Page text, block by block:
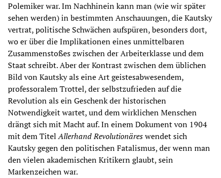
Polemiker war. Im Nachhinein kann man (wie wir später
sehen werden) in bestimmten Anschauungen, die Kautsky
vertrat, politische Schwächen aufspüren, besonders dort,
wo er über die Implikationen eines unmittelbaren
Zusammenstoßes zwischen der Arbeiterklasse und dem
Staat schreibt. Aber der Kontrast zwischen dem üblichen
Bild von Kautsky als eine Art geistesabwesendem,
professoralem Trottel, der selbstzufrieden auf die
Revolution als ein Geschenk der historischen
Notwendigkeit wartet, und dem wirklichen Menschen
drängt sich mit Macht auf. In einem Dokument von 1904
mit dem TitelAllerhand Revolutionäreswendet sich
Kautsky gegen den politischen Fatalismus, der wenn man
den vielen akademischen Kritikern glaubt, sein
Markenzeichen war.